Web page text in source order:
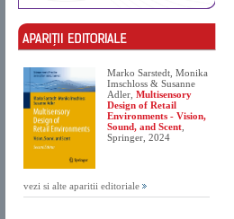
Marko Sarstedt, Monika
Imschloss & Susanne
Adler, Multisensory
Design of Retail
Environments - Vision,
Sound, and Scent
Springer, 2024
vezi si alte aparitii editoriale